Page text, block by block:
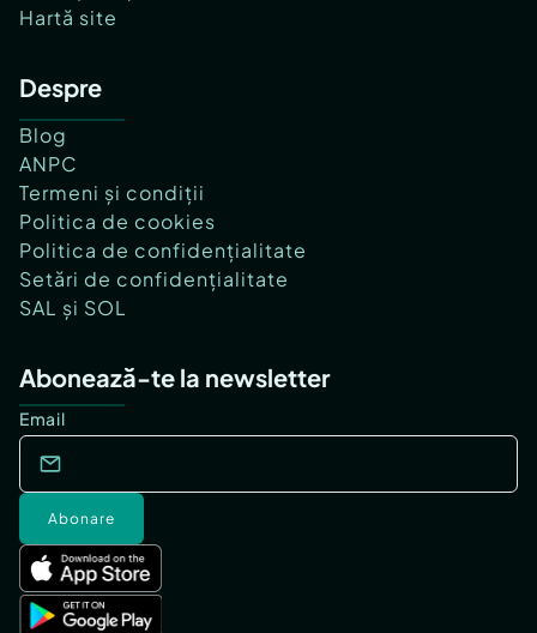
Hartă site
Despre
Blog
ANPC
Termeni și condiții
Politica de cookies
Politica de confidențialitate
Setări de confidențialitate
SAL și SOL
Abonează-te la newsletter
Email
Abonare